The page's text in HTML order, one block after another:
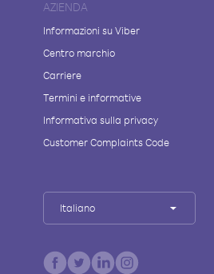
AZIENDA
Informazioni su Viber
Centro marchio
Carriere
Termini e informative
Informativa sulla privacy
Customer Complaints Code
Italiano